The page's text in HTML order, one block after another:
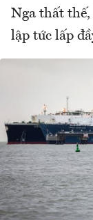
Nga thất thế,
lập tức lấp